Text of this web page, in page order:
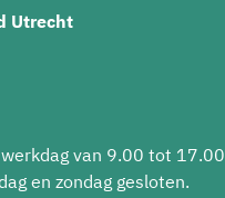
Utrecht
van 9.00 tot 17.00
en zondag gesloten.